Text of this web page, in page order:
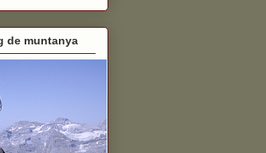
de muntanya